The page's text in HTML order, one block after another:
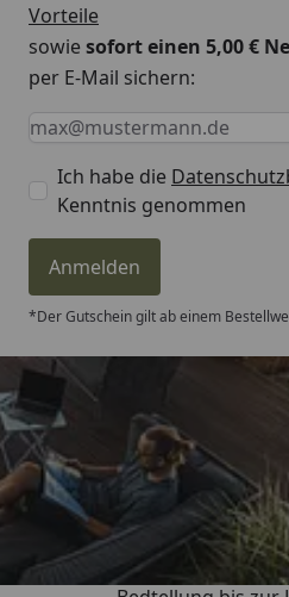
Vorteile
sowiesofort einen 5,00 €
per E-Mail sichern:
Keine Eingabe erforderlich
Eingabe erforderlich
E-Mail *
Ich habe die
Kenntnis genommen
Anmelden
*Der Gutschein gilt ab einem
Trusted
„Von der